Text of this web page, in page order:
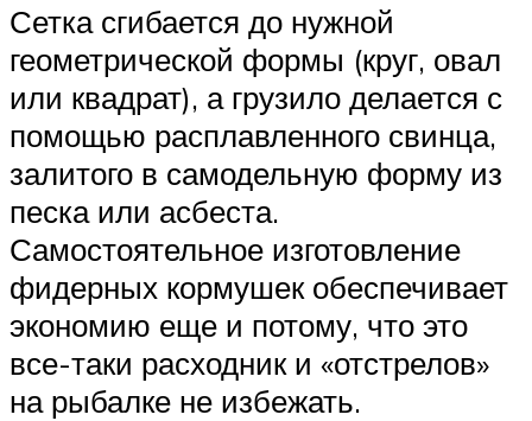
Сетка сгибается до нужной
геометрической формы (круг, овал
или квадрат), а грузило делается с
помощью расплавленного свинца,
залитого в самодельную форму из
песка или асбеста.
Самостоятельное изготовление
фидерных кормушек обеспечивает
экономию еще и потому, что это
все-таки расходник и «отстрелов»
на рыбалке не избежать.